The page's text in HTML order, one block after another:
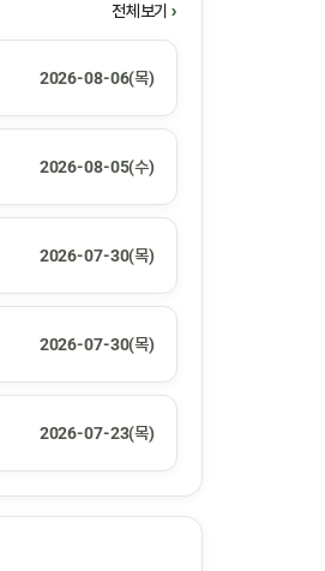
전체보기
2026-08-06(목)
2026-08-05(수)
2026-07-30(목)
2026-07-30(목)
2026-07-23(목)